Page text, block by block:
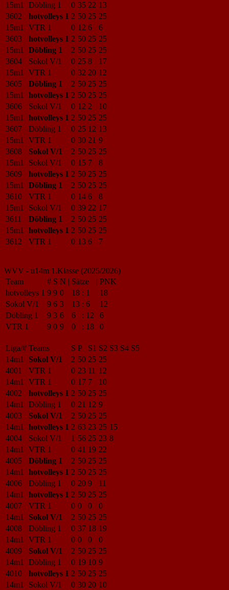
15m1
Döbling 1 0 35 22 13
3602
hotvolleys 1 2 50 25 25
15m1
VTR 1 0 12 6
6
3603
hotvolleys 1 2 50 25 25
15m1
Döbling 1 2 50 25 25
3604
Sokol V/1 0 25 8
17
15m1
VTR 1 0 32 20 12
3605
Döbling 1 2 50 25 25
15m1
hotvolleys 1 2 50 25 25
3606
Sokol V/1 0 12 2
10
15m1
hotvolleys 1 2 50 25 25
3607
Döbling 1 0 25 12 13
15m1
VTR 1 0 30 21 9
3608
Sokol V/1 2 50 25 25
15m1
Sokol V/1 0 15 7
8
3609
hotvolleys 1 2 50 25 25
15m1
Döbling 1 2 50 25 25
3610
VTR 1 0 14 6
8
15m1
Sokol V/1 0 39 22 17
3611
Döbling 1 2 50 25 25
15m1
hotvolleys 1 2 50 25 25
3612
VTR 1 0 13 6 7
WVV - u14m 1.Klasse (2025/2026)
Team
# S N | Sätze | PNK
hotvolleys 1 9 9 0 18 : 1
18
Sokol V/1
9 6 3 13 : 6
12
Döbling 1
9 3 6 6 : 12
6
VTR 1
9 0 9 0 : 18 0
Liga/# Teams S P S1 S2 S3 S4 S5
14m1
Sokol V/1 2 50 25 25
4001
VTR 1 0 23 11 12
14m1
VTR 1 0 17 7
10
4002
hotvolleys 1 2 50 25 25
14m1
Döbling 1 0 21 12 9
4003
Sokol V/1 2 50 25 25
14m1
hotvolleys 1 2 63 23 25 15
4004
Sokol V/1 1 56 25 23 8
14m1
VTR 1 0 41 19 22
4005
Döbling 1 2 50 25 25
14m1
hotvolleys 1 2 50 25 25
4006
Döbling 1 0 20 9
11
14m1
hotvolleys 1 2 50 25 25
4007
VTR 1 0 0 0
0
14m1
Sokol V/1 2 50 25 25
4008
Döbling 1 0 37 18 19
14m1
VTR 1 0 0 0
0
4009
Sokol V/1 2 50 25 25
14m1
Döbling 1 0 19 10 9
4010
hotvolleys 1 2 50 25 25
14m1
Sokol V/1 0 30 20 10